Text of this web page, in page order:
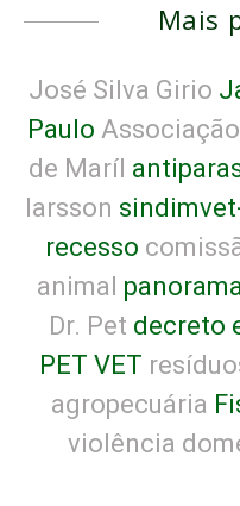
Mais
José Silva Girio
Paulo
de Maríl
larsson
recesso
animal
Dr. Pet decreto
PET VET
agropecuária
violência